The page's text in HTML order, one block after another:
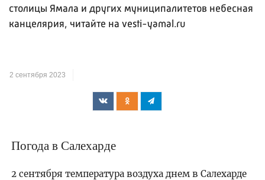
столицы Ямала и других муниципалитетов небесная
канцелярия, читайте на vesti-yamal.ru
2 сентября 2023
Погода в Салехарде
2 сентября температура воздуха днем в Салехарде